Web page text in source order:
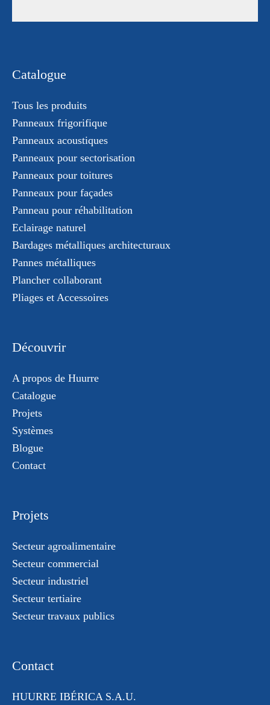
Catalogue
Tous les produits
Panneaux frigorifique
Panneaux acoustiques
Panneaux pour sectorisation
Panneaux pour toitures
Panneaux pour façades
Panneau pour réhabilitation
Eclairage naturel
Bardages métalliques architecturaux
Pannes métalliques
Plancher collaborant
Pliages et Accessoires
Découvrir
A propos de Huurre
Catalogue
Projets
Systèmes
Blogue
Contact
Projets
Secteur agroalimentaire
Secteur commercial
Secteur industriel
Secteur tertiaire
Secteur travaux publics
Contact
HUURRE IBÉRICA S.A.U.